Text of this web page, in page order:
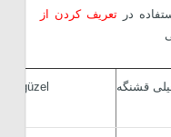
درتعریف کردن از
قشنگه güzel